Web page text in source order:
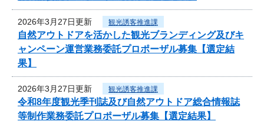
2026年3月27日更新 観光誘客推進課
自然アウトドアを活かした観光ブランディング及びキ
ャンペーン運営業務委託プロポーザル募集【選定結
果】
2026年3月27日更新 観光誘客推進課
令和8年度観光季刊誌及び自然アウトドア総合情報誌
等制作業務委託プロポーザル募集【選定結果】